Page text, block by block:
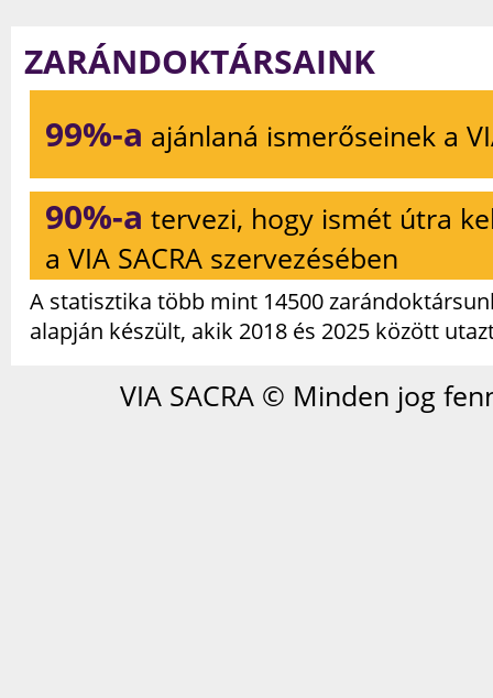
ZARÁNDOKTÁRSAINK
99%-a ajánlaná ismerőseinek a
90%-a tervezi, hogy ismét útra
a VIA SACRA szervezésében
A statisztika több mint 14500
alapján készült, akik 2018 és 2025 között
VIA SACRA © Minden jog